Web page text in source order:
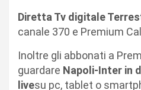
Diretta Tv digitale
canale 370 e Premium
Inoltre gli abbonati a
guardare Napoli-Inter in
livesu pc, tablet o